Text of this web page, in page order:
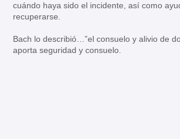
cuándo haya sido el incidente, así como
recuperarse.⁣
Bach lo describió…”el consuelo y alivio de
aporta seguridad y consuelo.⁣